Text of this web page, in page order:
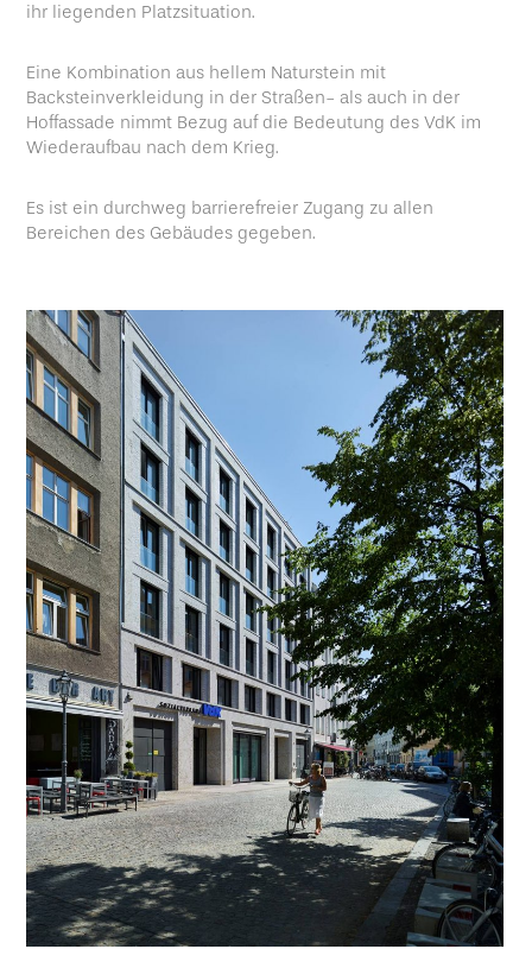
ihr liegenden Platzsituation.
Eine Kombination aus hellem Naturstein mit
Backsteinverkleidung in der Straßen- als auch in der
Hoffassade nimmt Bezug auf die Bedeutung des VdK im
Wiederaufbau nach dem Krieg.
Es ist ein durchweg barrierefreier Zugang zu allen
Bereichen des Gebäudes gegeben.